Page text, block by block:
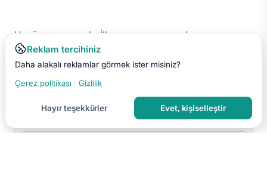
Henüz yorum yok. İlk yorumu sen yap!
Reklam tercihiniz
Daha alakalı reklamlar görmek ister misiniz?
Çerez politikası · Gizlilik
Hayır teşekkürler Evet, kişiselleştir